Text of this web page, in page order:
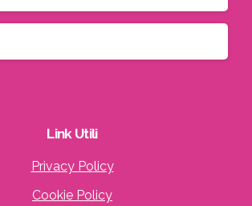
Link Utili
Privacy Policy
Cookie Policy